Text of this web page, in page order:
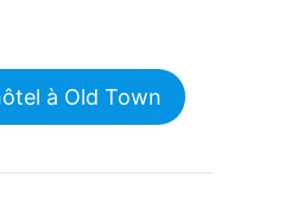
à Old Town